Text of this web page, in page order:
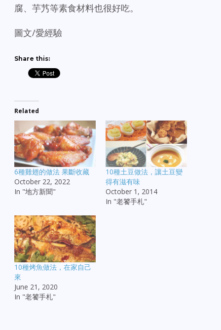
腐、芋艿等素食材料也很好吃。
圖文/愛經驗
Share this:
Related
6種雞翅的做法 果斷收藏
October 22, 2022
In "地方新聞"
10種土豆做法，讓土豆變
得有滋有味
October 1, 2014
In "老饕手札"
10種烤魚做法，在家自己
來
June 21, 2020
In "老饕手札"